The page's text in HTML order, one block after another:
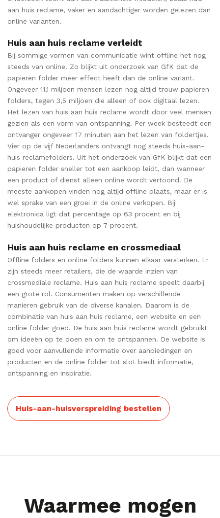
aan huis reclame, vaker en aandachtiger worden gelezen dan
online varianten.
Huis aan huis reclame verleidt
Bij sommige vormen van communicatie wint offline het nog
steeds van online. Zo blijkt uit onderzoek van GfK dat de
papieren folder meer effect heeft dan de online variant.
Ongeveer 11,1 miljoen mensen lezen nog altijd trouw papieren
folders, tegen 3,5 miljoen die alleen of ook digitaal lezen.
Het lezen van huis aan huis reclame wordt door veel mensen
gezien als een vorm van ontspanning. Per week besteedt een
ontvanger ongeveer 17 minuten aan het lezen van foldertjes.
Vier op de vijf Nederlanders ontvangt nog steeds huis-aan-
huis reclamefolders. Uit het onderzoek van GfK blijkt dat een
papieren folder sneller tot een aankoop leidt, dan wanneer
een product of dienst alleen online wordt vertoond. De
meeste aankopen vinden nog altijd offline plaats, maar er is
wel sprake van een groei in de online verkopen. Bij
elektronica ligt dat percentage op 63 procent en bij
huishoudelijke producten op 7 procent.
Huis aan huis reclame en crossmediaal
Offline folders en online folders kunnen elkaar versterken. Er
zijn steeds meer retailers, die de waarde inzien van
crossmediale reclame. Huis aan huis reclame speelt daarbij
een grote rol. Consumenten maken op verschillende
manieren gebruik van de diverse kanalen. Daarom is de
combinatie van huis aan huis reclame, een website en een
online folder goed. De huis aan huis reclame wordt gebruikt
om ideeën op te doen en om te ontspannen. De website is
goed voor aanvullende informatie over aanbiedingen en
producten en de online folder tot slot biedt informatie,
ontspanning en inspiratie.
Huis-aan-huisverspreiding bestellen
Waarmee mogen